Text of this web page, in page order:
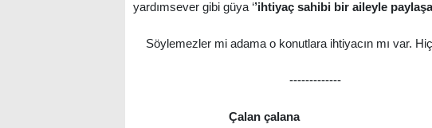
yardımsever gibi güya ‘’ihtiyaç sahibi bir aileyle
Söylemezler mi adama o konutlara ihtiyacın mı var.
-------------
Çalan çalana